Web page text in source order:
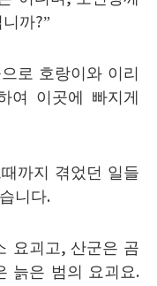
니까?”
로 호랑이와 이리
여 이곳에 빠지게
까지 겪었던 일들
니다.
요괴고, 산군은 곰
늙은 범의 요괴요.